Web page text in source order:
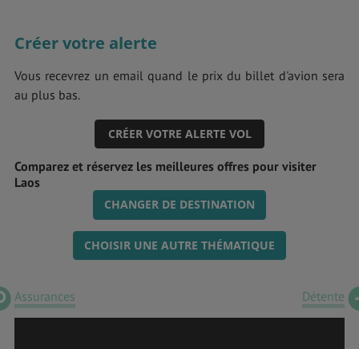
Créer votre alerte
Vous recevrez un email quand le prix du billet d'avion sera
au plus bas.
CRÉER VOTRE ALERTE VOL
Comparez et réservez les meilleures offres pour visiter
Laos
CHANGER DE DESTINATION
CHOISIR UNE AUTRE THÉMATIQUE
Assurances Détente